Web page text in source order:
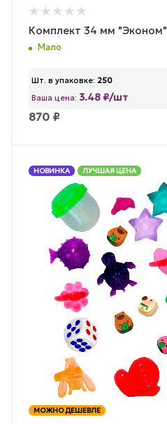
Комплект 34 мм "Эконом"
Мало
Шт. в упаковке: 250
Ваша цена: 3.48 ₽/шт
870 ₽
НОВИНКА ЛУЧШАЯ ЦЕНА
МОЖНО ДЕШЕВЛЕ